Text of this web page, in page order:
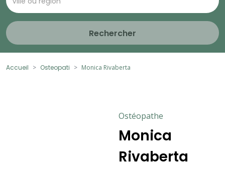
Rechercher
Accueil Osteopati Monica Rivaberta
Ostéopathe
Monica
Rivaberta